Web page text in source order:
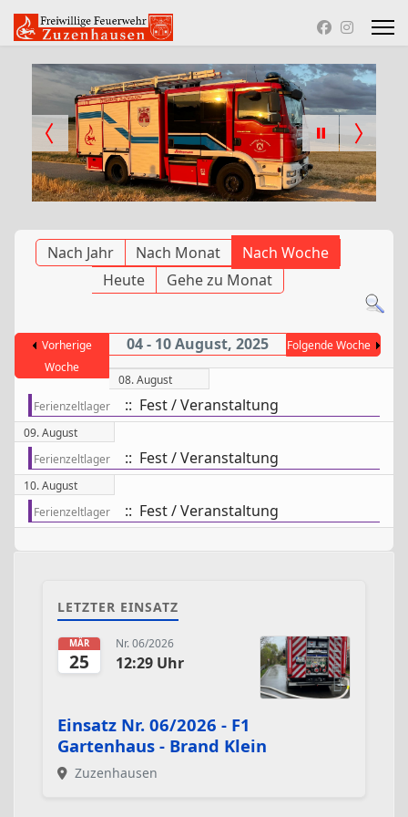
Nach Jahr Nach Monat
Nach Woche
Heute
Gehe zu Monat
Vorherige
Woche
04 - 10 August, 2025 Folgende Woche
08. August
Ferienzeltlager
:: Fest / Veranstaltung
09. August
Ferienzeltlager
:: Fest / Veranstaltung
10. August
Ferienzeltlager
:: Fest / Veranstaltung
LETZTER EINSATZ
MÄR
25
Nr. 06/2026
12:29 Uhr
Einsatz Nr. 06/2026 - F1
Gartenhaus - Brand Klein
Zuzenhausen